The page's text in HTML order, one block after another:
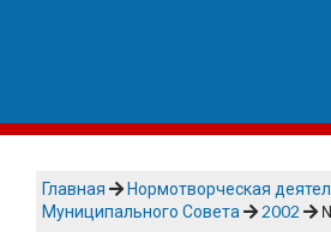
Главная Нормотворческая
Муниципального Совета
2002